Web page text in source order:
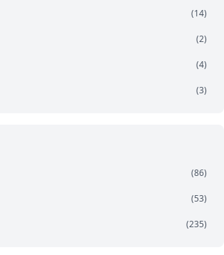
(14)
(2)
(4)
(3)
(86)
(53)
(235)